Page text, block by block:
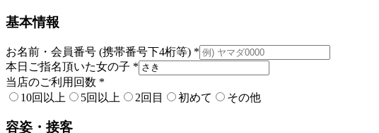
基本情報
お名前・会員番号 (携帯番号下4桁等) *
本日ご指名頂いた女の子 *
当店のご利用回数 *
10回以上
5回以上 2回目 初めて その他
容姿・接客